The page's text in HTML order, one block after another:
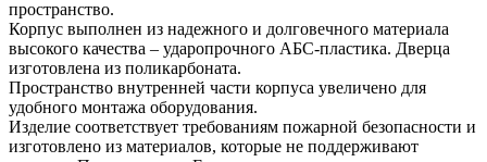
пространство.
Корпус выполнен из надежного и долговечного материала
высокого качества – ударопрочного АБС-пластика. Дверца
изготовлена из поликарбоната.
Пространство внутренней части корпуса увеличено для
удобного монтажа оборудования.
Изделие соответствует требованиям пожарной безопасности и
изготовлено из материалов, которые не поддерживают